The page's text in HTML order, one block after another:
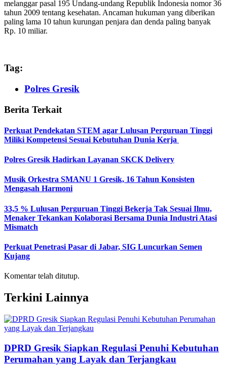
melanggar pasal 195 Undang-undang Republik Indonesia nomor 36
tahun 2009 tentang kesehatan. Ancaman hukuman yang diberikan
paling lama 10 tahun kurungan penjara dan denda paling banyak
Rp. 10 miliar.
Tag:
Polres Gresik
Berita Terkait
Perkuat Pendekatan STEM agar Lulusan Perguruan Tinggi
Miliki Kompetensi Sesuai Kebutuhan Dunia Kerja
Polres Gresik Hadirkan Layanan SKCK Delivery
Musik Orkestra SMANU 1 Gresik, 16 Tahun Konsisten
Mengasah Harmoni
33,5 % Lulusan Perguruan Tinggi Bekerja Tak Sesuai Ilmu,
Menaker Tekankan Kolaborasi Bersama Dunia Industri Atasi
Mismatch
Perkuat Penetrasi Pasar di Jabar, SIG Luncurkan Semen
Kujang
Komentar telah ditutup.
Terkini Lainnya
DPRD Gresik Siapkan Regulasi Penuhi Kebutuhan
Perumahan yang Layak dan Terjangkau